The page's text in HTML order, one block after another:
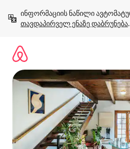
გადასვლა
თავდაპირველ ენაზე დაბრუნება.